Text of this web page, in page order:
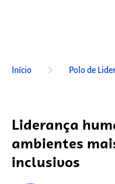
Início keyboard_arrow_right Polo de
Liderança
ambientes
inclusivos